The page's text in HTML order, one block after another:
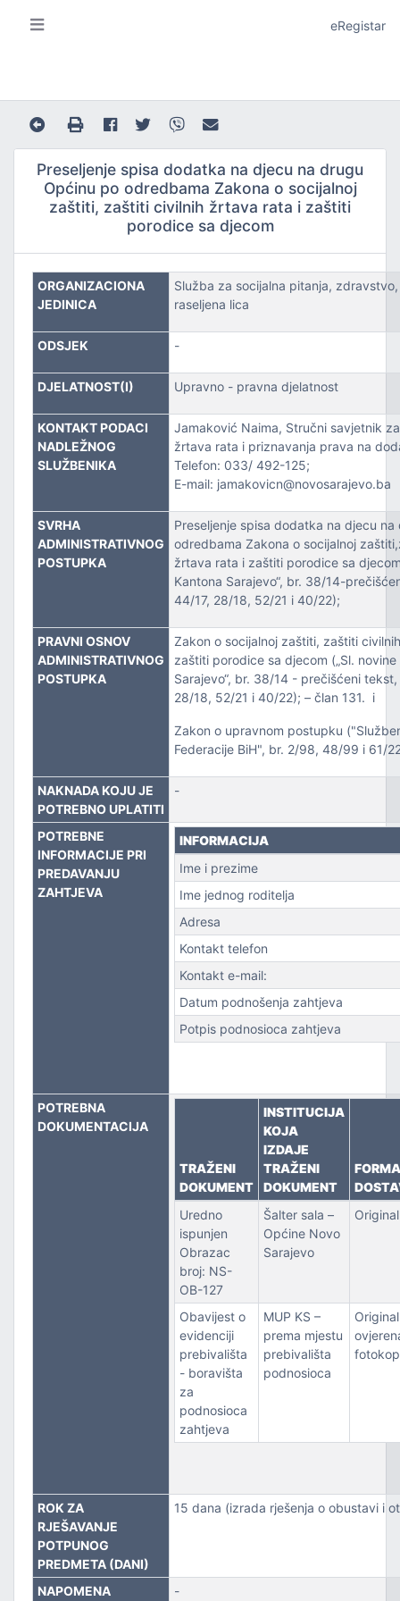
I LOKALNU SAMOUPRAVU
POSLOVE I KATASTAR NEKRETNINA
IZBJEGLICE I RASELJENA LICA
eRegistar
Preseljenje spisa dodatka na djecu na drugu
Općinu po odredbama Zakona o socijalnoj
zaštiti, zaštiti civilnih žrtava rata i zaštiti
porodice sa djecom
ORGANIZACIONA
JEDINICA
Služba za socijalna pitanja,
raseljena lica
ODSJEK -
DJELATNOST(I) Upravno - pravna djelatnost
KONTAKT PODACI
NADLEŽNOG
SLUŽBENIKA
Jamaković Naima, Stručni savjetnik
žrtava rata i priznavanja prava na
Telefon: 033/ 492-125;
E-mail: jamakovicn@novosarajevo.ba
SVRHA
ADMINISTRATIVNOG
POSTUPKA
Preseljenje spisa dodatka na djecu
odredbama Zakona o socijalnoj
žrtava rata i zaštiti porodice sa
Kantona Sarajevo“, br. 38/14-
44/17, 28/18, 52/21 i 40/22);
PRAVNI OSNOV
ADMINISTRATIVNOG
POSTUPKA
Zakon o socijalnoj zaštiti, zaštiti
zaštiti porodice sa djecom („Sl. novine
Sarajevo“, br. 38/14 - prečišćeni
28/18, 52/21 i 40/22); – član 131. i
Zakon o upravnom postupku
Federacije BiH", br. 2/98, 48/99 i 61/
NAKNADA KOJU JE
POTREBNO UPLATITI
-
POTREBNE
INFORMACIJE PRI
PREDAVANJU
ZAHTJEVA
INFORMACIJA
Ime i prezime
Ime jednog roditelja
Adresa
Kontakt telefon
Kontakt e-mail:
Datum podnošenja zahtjeva
Potpis podnosioca zahtjeva
POTREBNA
DOKUMENTACIJA
TRAŽENI
DOKUMENT
INSTITUCIJA
KOJA
IZDAJE
TRAŽENI
DOKUMENT
FORMA
Uredno
ispunjen
Obrazac
broj: NS-
OB-127
Šalter sala –
Općine Novo
Sarajevo
Original
Obavijest o
evidenciji
prebivališta
- boravišta
za
podnosioca
zahtjeva
MUP KS –
prema mjestu
prebivališta
podnosioca
ROK ZA
RJEŠAVANJE
POTPUNOG
PREDMETA (DANI)
15 dana (izrada rješenja o obustavi i
NAPOMENA -